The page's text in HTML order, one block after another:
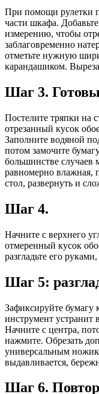
При помощи рулетки
части шкафа.
измерению, чтобы
заблаговременно
отметьте нужную
карандашиком.
Шаг 3.
Постелите тряпки на
отрезанный кусок
Заполните водяной
потом замочите
большинстве случаев
равномерно влажная,
стол, развернуть и
Шаг 4.
Начните с верхнего
отмеренный кусок
разгладьте его
Шаг 5:
Зафиксируйте бумагу
инструмент
Начните с центра,
нажмите. Обрезать
универсальным
выдавливается,
Шаг 6.